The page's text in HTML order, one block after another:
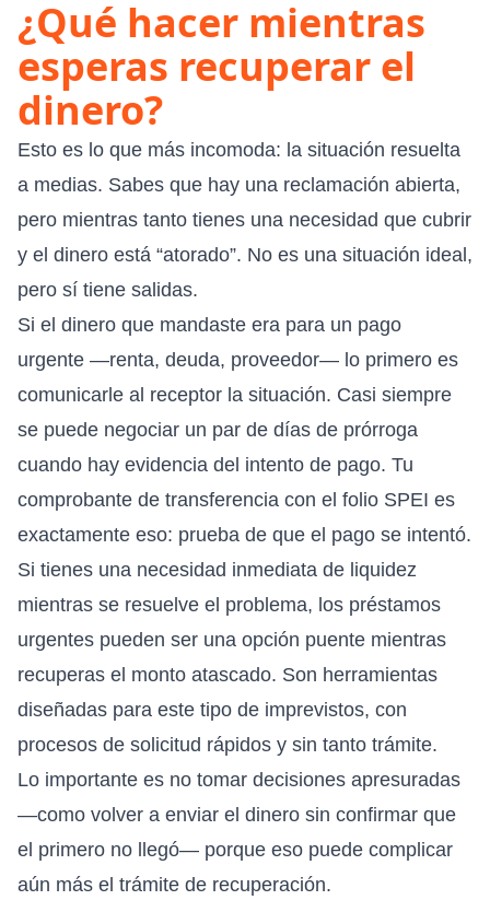
¿Qué hacer mientras
esperas recuperar el
dinero?
Esto es lo que más incomoda: la situación resuelta
a medias. Sabes que hay una reclamación abierta,
pero mientras tanto tienes una necesidad que cubrir
y el dinero está “atorado”. No es una situación ideal,
pero sí tiene salidas.
Si el dinero que mandaste era para un pago
urgente —renta, deuda, proveedor— lo primero es
comunicarle al receptor la situación. Casi siempre
se puede negociar un par de días de prórroga
cuando hay evidencia del intento de pago. Tu
comprobante de transferencia con el folio SPEI es
exactamente eso: prueba de que el pago se intentó.
Si tienes una necesidad inmediata de liquidez
mientras se resuelve el problema, los préstamos
urgentes pueden ser una opción puente mientras
recuperas el monto atascado. Son herramientas
diseñadas para este tipo de imprevistos, con
procesos de solicitud rápidos y sin tanto trámite.
Lo importante es no tomar decisiones apresuradas
—como volver a enviar el dinero sin confirmar que
el primero no llegó— porque eso puede complicar
aún más el trámite de recuperación.